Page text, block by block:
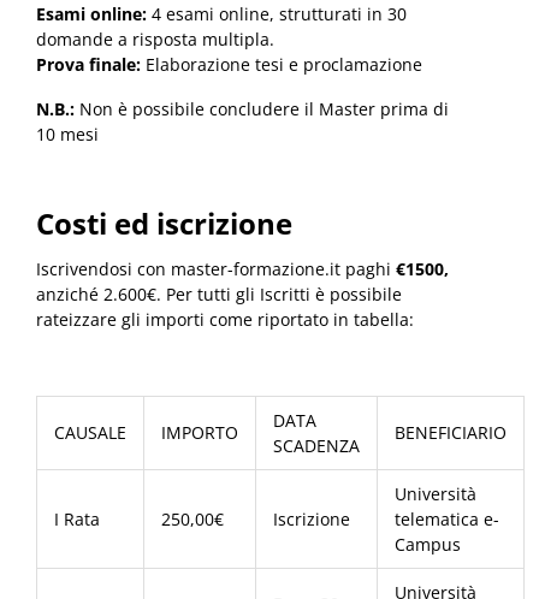
Esami online: 4 esami online, strutturati in 30
domande a risposta multipla.
Prova finale: Elaborazione tesi e proclamazione
N.B.: Non è possibile concludere il Master prima di
10 mesi
Costi ed iscrizione
Iscrivendosi con master-formazione.it paghi €1500,
anziché 2.600€. Per tutti gli Iscritti è possibile
rateizzare gli importi come riportato in tabella:
CAUSALE IMPORTO
DATA
SCADENZA
BENEFICIARIO
I Rata 250,00€ Iscrizione
Università
telematica e-
Campus
Università